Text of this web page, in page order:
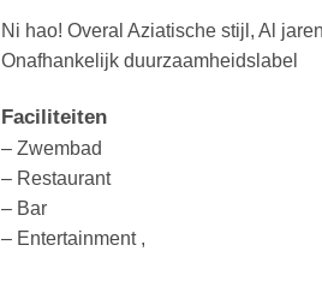
Ni hao! Overal Aziatische stijl, Al
Onafhankelijk duurzaamheidslabel
Faciliteiten
– Zwembad
– Restaurant
– Bar
– Entertainment ,